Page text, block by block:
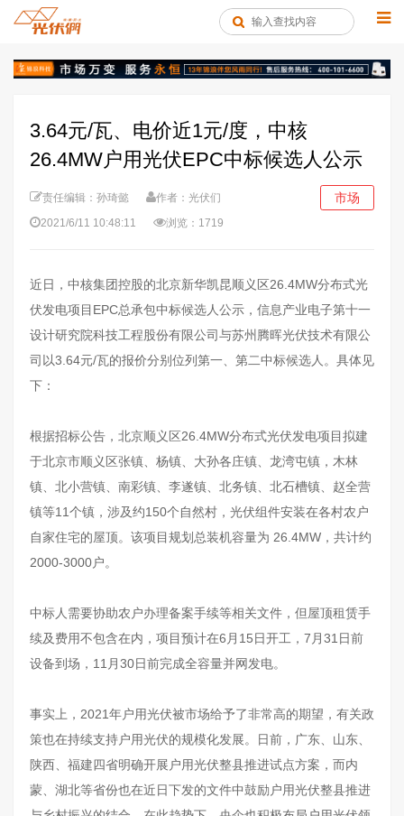
3.64元/瓦、电价近1元/度，中核
26.4MW户用光伏EPC中标候选人公示
责任编辑：孙琦懿
作者：光伏们
2021/6/11 10:48:11
浏览：1719
市场
近日，中核集团控股的北京新华凯昆顺义区26.4MW分布式光
伏发电项目EPC总承包中标候选人公示，信息产业电子第十一
设计研究院科技工程股份有限公司与苏州腾晖光伏技术有限公
司以3.64元/瓦的报价分别位列第一、第二中标候选人。具体见
下：
根据招标公告，北京顺义区26.4MW分布式光伏发电项目拟建
于北京市顺义区张镇、杨镇、大孙各庄镇、龙湾屯镇，木林
镇、北小营镇、南彩镇、李遂镇、北务镇、北石槽镇、赵全营
镇等11个镇，涉及约150个自然村，光伏组件安装在各村农户
自家住宅的屋顶。该项目规划总装机容量为 26.4MW，共计约
2000-3000户。
中标人需要协助农户办理备案手续等相关文件，但屋顶租赁手
续及费用不包含在内，项目预计在6月15日开工，7月31日前
设备到场，11月30日前完成全容量并网发电。
事实上，2021年户用光伏被市场给予了非常高的期望，有关政
策也在持续支持户用光伏的规模化发展。日前，广东、山东、
陕西、福建四省明确开展户用光伏整县推进试点方案，而内
蒙、湖北等省份也在近日下发的文件中鼓励户用光伏整县推进